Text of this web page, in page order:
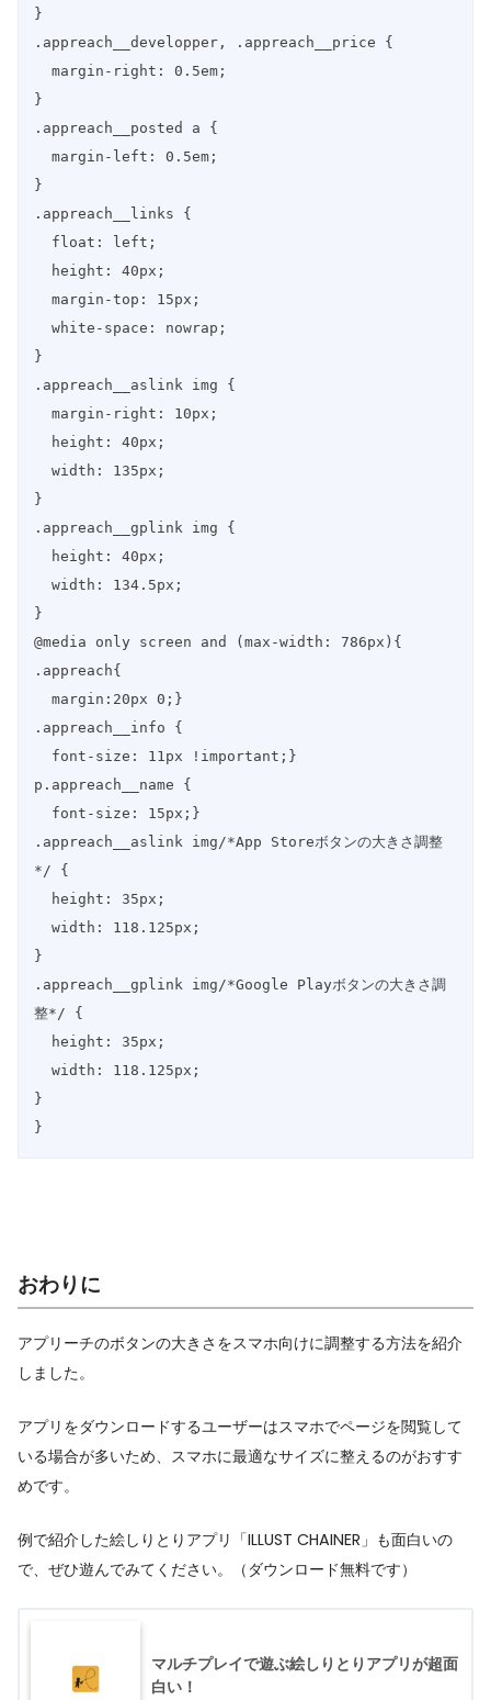
}
.appreach__developper, .appreach__price {
  margin-right: 0.5em;
}
.appreach__posted a {
  margin-left: 0.5em;
}
.appreach__links {
  margin-top: 15px;
  white-space: nowrap;
}
.appreach__aslink img {
  margin-right: 10px;
  width: 135px;
}
.appreach__gplink img {
  width: 134.5px;
}
@media only screen and (max-width: 786px){
.appreach{
  margin:20px 0;}
.appreach__info {
p.appreach__name {
.appreach__aslink img/*App Storeボタンの大きさ調整
*/ {
  width: 118.125px;
}
.appreach__gplink img/*Google Playボタンの大きさ調
整*/ {
  width: 118.125px;
}
}
おわりに
アプリーチのボタンの大きさをスマホ向けに調整する方法を紹介
しました。
アプリをダウンロードするユーザーはスマホでページを閲覧して
いる場合が多いため、スマホに最適なサイズに整えるのがおすす
めです。
例で紹介した絵しりとりアプリ「ILLUST CHAINER」も面白いの
で、ぜひ遊んでみてください。（ダウンロード無料です）
マルチプレイで遊ぶ絵しりとりアプリが超面
白い！